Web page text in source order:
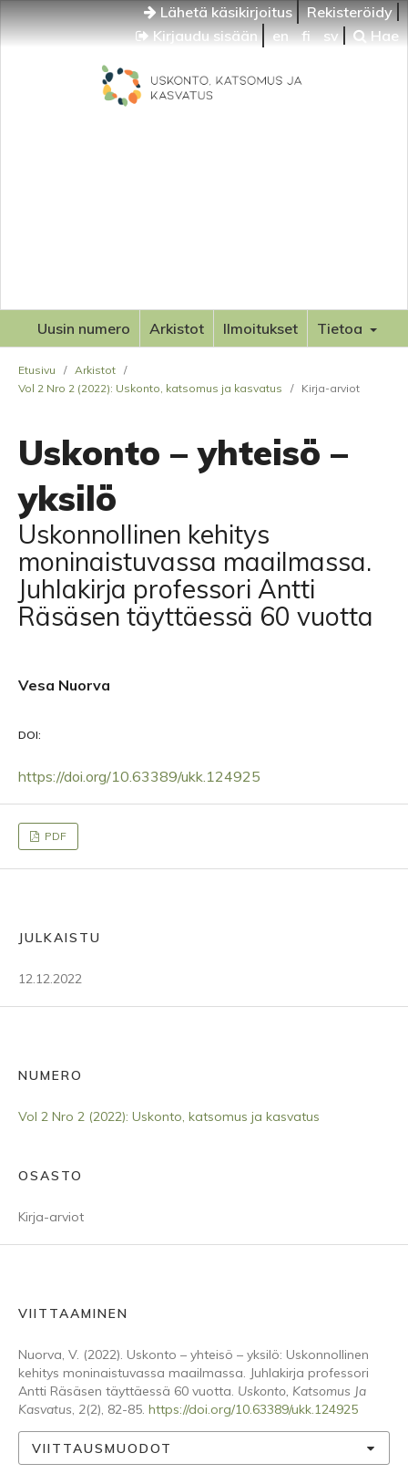
Lähetä käsikirjoitus
Rekisteröidy
Kirjaudu sisään
en fi sv Hae
Uusin numero Arkistot Ilmoitukset Tietoa
Etusivu / Arkistot /
Vol 2 Nro 2 (2022): Uskonto, katsomus ja kasvatus
/ Kirja-arviot
Uskonto – yhteisö –
yksilö
Uskonnollinen kehitys
moninaistuvassa maailmassa.
Juhlakirja professori Antti
Räsäsen täyttäessä 60 vuotta
Vesa Nuorva
DOI:
https://doi.org/10.63389/ukk.124925
PDF
JULKAISTU
12.12.2022
NUMERO
Vol 2 Nro 2 (2022): Uskonto, katsomus ja kasvatus
OSASTO
Kirja-arviot
VIITTAAMINEN
Nuorva, V. (2022). Uskonto – yhteisö – yksilö: Uskonnollinen
kehitys moninaistuvassa maailmassa. Juhlakirja professori
Antti Räsäsen täyttäessä 60 vuotta. Uskonto, Katsomus Ja
Kasvatus, 2(2), 82-85. https://doi.org/10.63389/ukk.124925
VIITTAUSMUODOT